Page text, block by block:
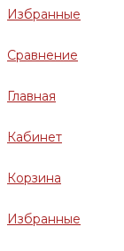
Избранные
Сравнение
Главная
Кабинет
Корзина
Избранные